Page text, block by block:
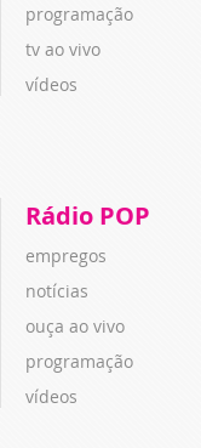
programação
tv ao vivo
vídeos
Rádio POP
empregos
notícias
ouça ao vivo
programação
vídeos